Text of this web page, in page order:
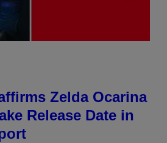
Zelda Ocarina
Release Date in